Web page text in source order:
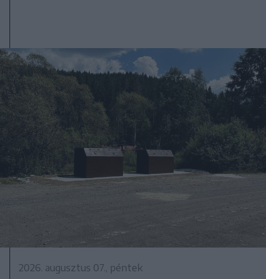
2026. augusztus 07., péntek